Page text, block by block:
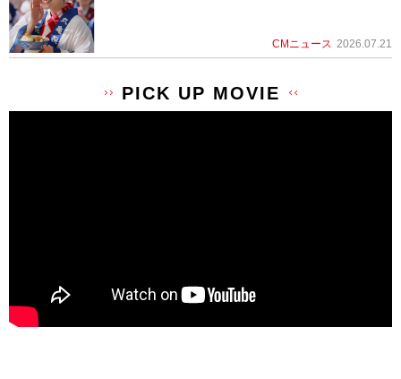
CMニュース 2026.07.21
PICK UP MOVIE